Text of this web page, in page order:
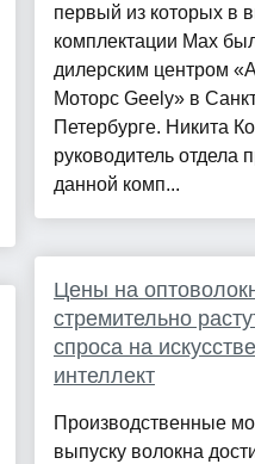
первый из которых в
комплектации Max
дилерским центром
Моторс Geely» в
Петербурге. Никита
руководитель отдела
данной комп...
Цены на
стремительно
спроса на
интеллект
Производственные
выпуску волокна